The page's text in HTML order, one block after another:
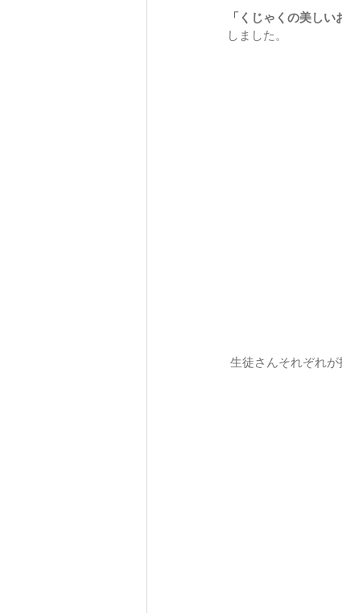
「くじゃくの美しい
しました。
生徒さんそれぞれが